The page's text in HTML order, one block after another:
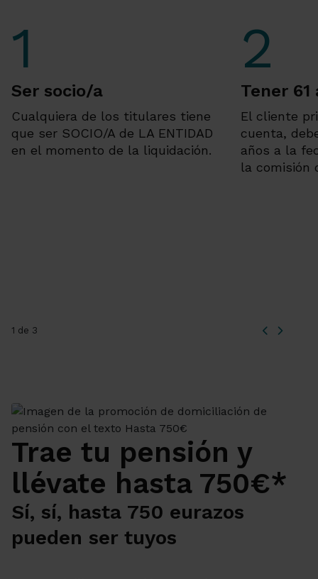
Ser socio/a
Cualquiera de los titulares tiene
que ser SOCIO/A de LA ENTIDAD
en el momento de la liquidación.
Tener 61
El cliente
cuenta,
años a la
la comisión
1 de 3
Trae tu pensión y
llévate hasta 750€*
Sí, sí, hasta 750 eurazos
pueden ser tuyos